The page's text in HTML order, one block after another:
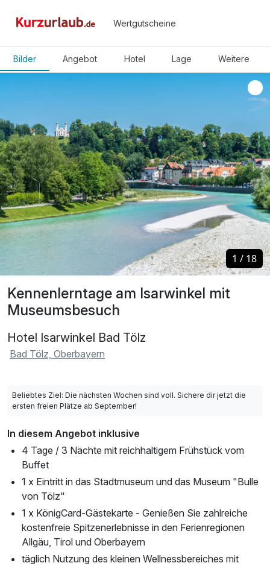
Wertgutscheine
Bilder Angebot Hotel Lage Weitere
Kennenlerntage am Isarwinkel mit
Museumsbesuch
Hotel Isarwinkel Bad Tölz
Bad Tölz, Oberbayern
1 / 18
1 / 18
Beliebtes Ziel: Die nächsten Wochen sind voll. Sichere dir jetzt die
ersten freien Plätze ab September!
In diesem Angebot inklusive
4 Tage / 3 Nächte mit reichhaltigem Frühstück vom
Buffet
1 x Eintritt in das Stadtmuseum und das Museum "Bulle
von Tölz"
1 x KönigCard-Gästekarte - Genießen Sie zahlreiche
kostenfreie Spitzenerlebnisse in den Ferienregionen
Allgäu, Tirol und Oberbayern
täglich Nutzung des kleinen Wellnessbereiches mit